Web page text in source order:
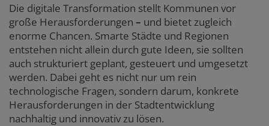
Die digitale Transformation stellt Kommunen vor
große Herausforderungen – und bietet zugleich
enorme Chancen. Smarte Städte und Regionen
entstehen nicht allein durch gute Ideen, sie sollten
auch strukturiert geplant, gesteuert und umgesetzt
werden. Dabei geht es nicht nur um rein
technologische Fragen, sondern darum, konkrete
Herausforderungen in der Stadtentwicklung
nachhaltig und innovativ zu lösen.